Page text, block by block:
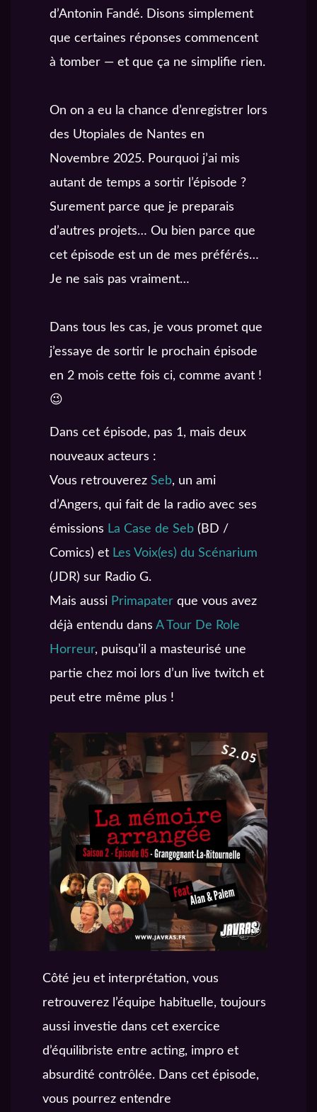
d’Antonin Fandé. Disons simplement
que certaines réponses commencent
à tomber — et que ça ne simplifie rien.
On on a eu la chance d’enregistrer lors
des Utopiales de Nantes en
Novembre 2025. Pourquoi j’ai mis
autant de temps a sortir l’épisode ?
Surement parce que je preparais
d’autres projets… Ou bien parce que
cet épisode est un de mes préférés…
Je ne sais pas vraiment…
Dans tous les cas, je vous promet que
j’essaye de sortir le prochain épisode
en 2 mois cette fois ci, comme avant !
😉
Dans cet épisode, pas 1, mais deux
nouveaux acteurs :
Vous retrouverez Seb, un ami
d’Angers, qui fait de la radio avec ses
émissions La Case de Seb (BD /
Comics) et Les Voix(es) du Scénarium
(JDR) sur Radio G.
Mais aussi Primapater que vous avez
déjà entendu dans A Tour De Role
Horreur, puisqu’il a masteurisé une
partie chez moi lors d’un live twitch et
peut etre même plus !
Côté jeu et interprétation, vous
retrouverez l’équipe habituelle, toujours
aussi investie dans cet exercice
d’équilibriste entre acting, impro et
absurdité contrôlée. Dans cet épisode,
vous pourrez entendre